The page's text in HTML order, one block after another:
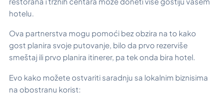
hotelu.
Ova partnerstva mogu pomoći bez obzira na to kako
gost planira svoje putovanje, bilo da prvo rezerviše
smeštaj ili prvo planira itinerer, pa tek onda bira hotel.
Evo kako možete ostvariti saradnju sa lokalnim biznisima
na obostranu korist: